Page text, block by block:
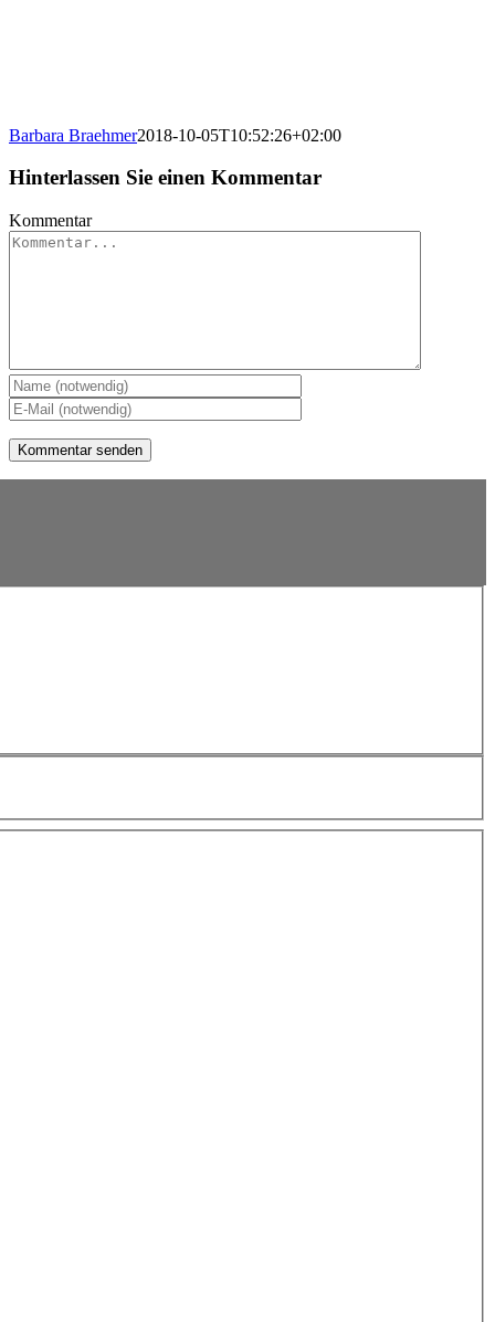
Barbara Braehmer2018-10-05T10:52:26+02:00
Hinterlassen Sie einen Kommentar
Kommentar